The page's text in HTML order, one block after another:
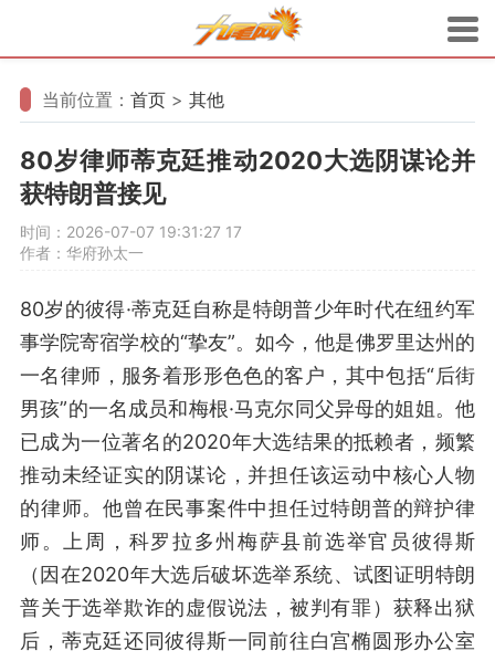
当前位置： 首页 > 其他
80岁律师蒂克廷推动2020大选阴谋论并
获特朗普接见
时间：2026-07-07 19:31:27 17
作者：华府孙太一
80岁的彼得·蒂克廷自称是特朗普少年时代在纽约军
事学院寄宿学校的“挚友”。如今，他是佛罗里达州的
一名律师，服务着形形色色的客户，其中包括“后街
男孩”的一名成员和梅根·马克尔同父异母的姐姐。他
已成为一位著名的2020年大选结果的抵赖者，频繁
推动未经证实的阴谋论，并担任该运动中核心人物
的律师。他曾在民事案件中担任过特朗普的辩护律
师。上周，科罗拉多州梅萨县前选举官员彼得斯
（因在2020年大选后破坏选举系统、试图证明特朗
普关于选举欺诈的虚假说法，被判有罪）获释出狱
后，蒂克廷还同彼得斯一同前往白宫椭圆形办公室